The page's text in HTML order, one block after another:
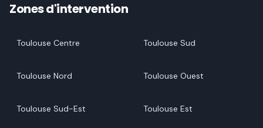
Zones d'intervention
Toulouse Centre Toulouse Sud
Toulouse Nord Toulouse Ouest
Toulouse Sud-Est Toulouse Est